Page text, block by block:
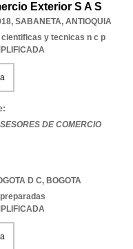
Exterior S A S
, SABANETA, ANTIOQUIA
y tecnicas n c p
DE COMERCIO
D C, BOGOTA